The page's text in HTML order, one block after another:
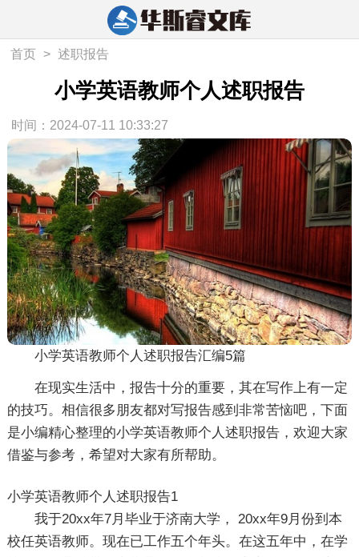
首页 > 述职报告
小学英语教师个人述职报告
时间：2024-07-11 10:33:27
小学英语教师个人述职报告汇编5篇
在现实生活中，报告十分的重要，其在写作上有一定
的技巧。相信很多朋友都对写报告感到非常苦恼吧，下面
是小编精心整理的小学英语教师个人述职报告，欢迎大家
借鉴与参考，希望对大家有所帮助。
小学英语教师个人述职报告1
我于20xx年7月毕业于济南大学， 20xx年9月份到本
校任英语教师。现在已工作五个年头。在这五年中，在学